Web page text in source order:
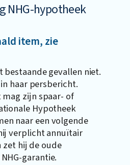
NHG-hypotheek
item, zie
gevallen niet.
haar persbericht.
zijn spaar- of
Hypotheek
naar een volgende
verplicht annuïtair
zet hij de oude
garantie.